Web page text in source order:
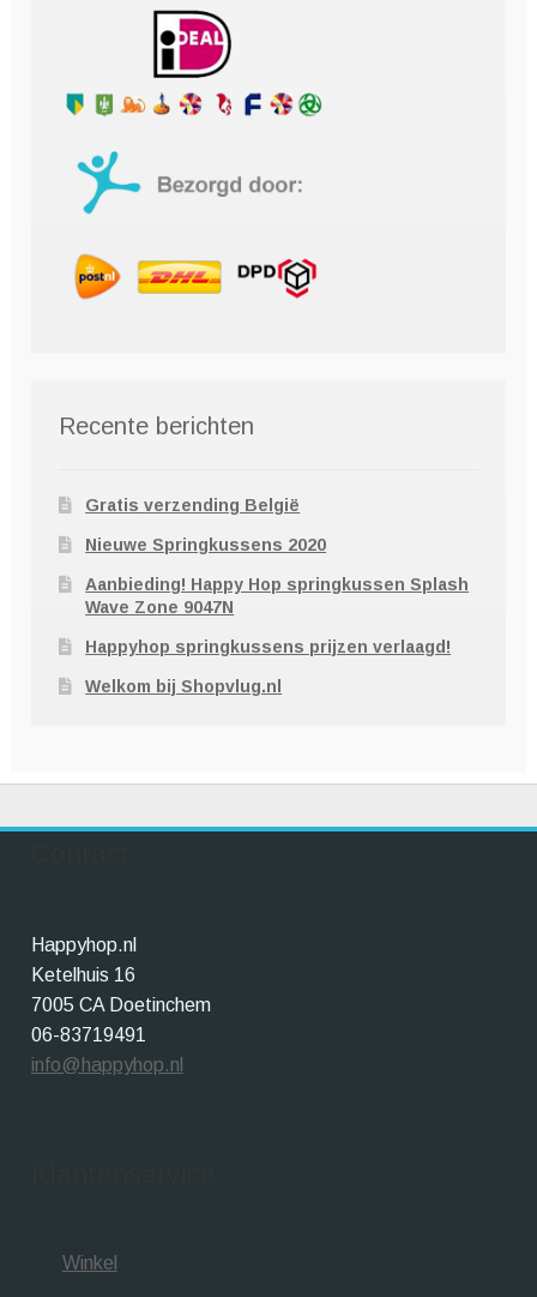
Recente berichten
Gratis verzending België
Nieuwe Springkussens 2020
Aanbieding! Happy Hop springkussen Splash
Wave Zone 9047N
Happyhop springkussens prijzen verlaagd!
Welkom bij Shopvlug.nl
Happyhop.nl
Ketelhuis 16
7005 CA Doetinchem
06-83719491
info@happyhop.nl
Winkel